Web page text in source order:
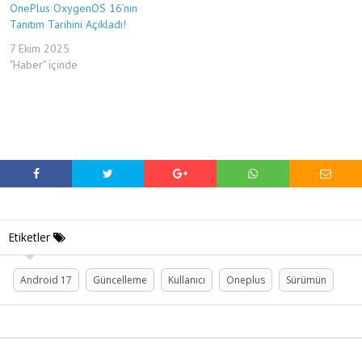
OnePlus OxygenOS 16’nın
Tanıtım Tarihini Açıkladı!
7 Ekim 2025
"Haber" içinde
Etiketler
Android 17 Güncelleme Kullanıcı Oneplus Sürümün